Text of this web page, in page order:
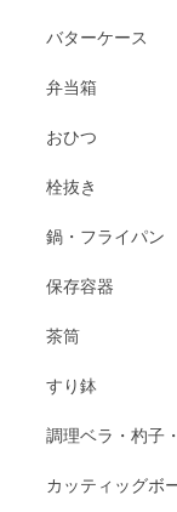
バターケース
弁当箱
おひつ
栓抜き
鍋・フライパン
保存容器
茶筒
すり鉢
調理ベラ・杓子
カッティッグボ